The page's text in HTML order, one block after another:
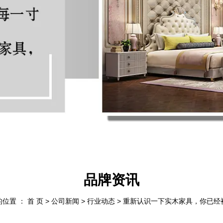
品牌资讯
位置 ： 首 页 > 公司新闻 > 行业动态 > 重新认识一下实木家具，你已经